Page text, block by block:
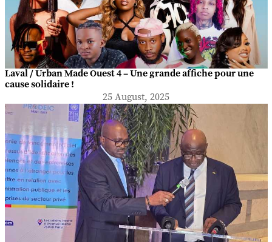
Laval / Urban Made Ouest 4 – Une grande affiche pour une
cause solidaire !
25 August, 2025